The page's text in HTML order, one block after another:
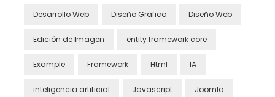
Desarrollo Web Diseño Gráfico Diseño Web
Edición de Imagen entity framework core
Example Framework Html IA
inteligencia artificial Javascript Joomla